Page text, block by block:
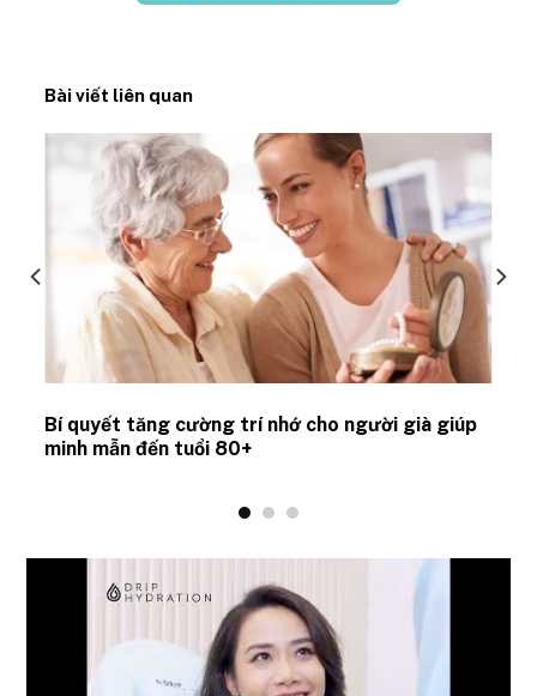
Bài viết liên quan
Bí quyết tăng cường trí nhớ cho người già giúp
minh mẫn đến tuổi 80+